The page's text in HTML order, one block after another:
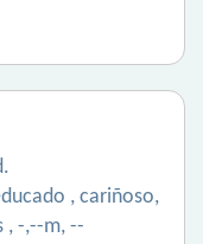
, cariñoso,
, -,--m, --